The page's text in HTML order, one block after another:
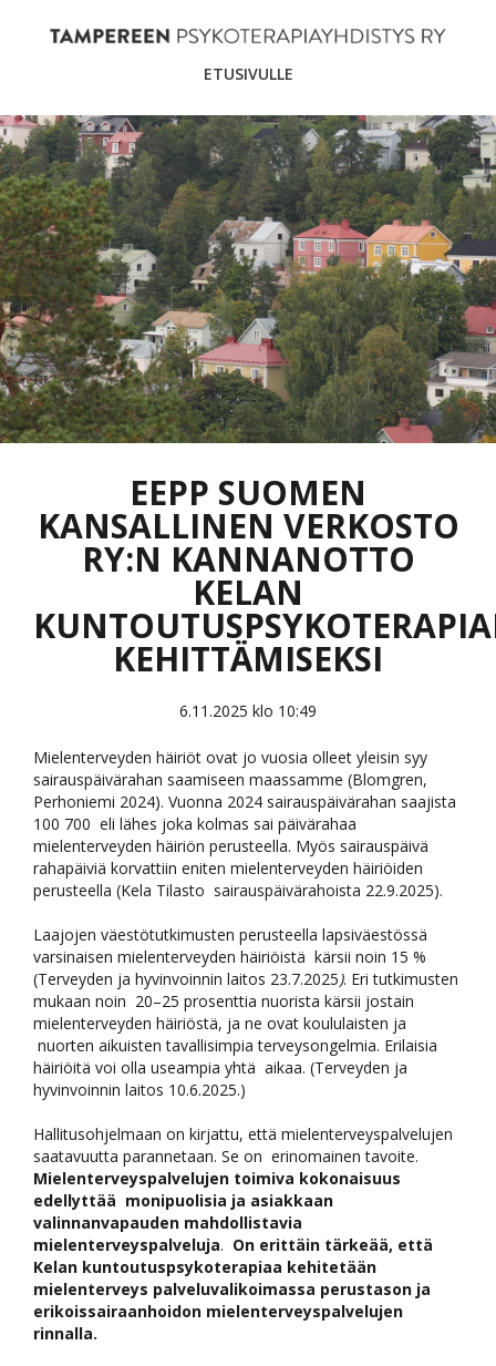
ETUSIVULLE
EEPP SUOMEN
KANSALLINEN VERKOSTO
RY:N KANNANOTTO
KELAN
KEHITTÄMISEKSI
6.11.2025 klo 10:49
Mielenterveyden häiriöt ovat jo vuosia olleet yleisin syy
sairauspäivärahan saamiseen maassamme (Blomgren,
Perhoniemi 2024). Vuonna 2024 sairauspäivärahan saajista
100 700 eli lähes joka kolmas sai päivärahaa
mielenterveyden häiriön perusteella. Myös sairauspäivä
rahapäiviä korvattiin eniten mielenterveyden häiriöiden
perusteella (Kela Tilasto sairauspäivärahoista 22.9.2025).
Laajojen väestötutkimusten perusteella lapsiväestössä
varsinaisen mielenterveyden häiriöistä kärsii noin 15 %
(Terveyden ja hyvinvoinnin laitos 23.7.2025). Eri tutkimusten
mukaan noin 20–25 prosenttia nuorista kärsii jostain
mielenterveyden häiriöstä, ja ne ovat koululaisten ja
nuorten aikuisten tavallisimpia terveysongelmia. Erilaisia
häiriöitä voi olla useampia yhtä aikaa. (Terveyden ja
hyvinvoinnin laitos 10.6.2025.)
Hallitusohjelmaan on kirjattu, että mielenterveyspalvelujen
saatavuutta parannetaan. Se on erinomainen tavoite.
Mielenterveyspalvelujen toimiva kokonaisuus
edellyttää monipuolisia ja asiakkaan
valinnanvapauden mahdollistavia
mielenterveyspalveluja. On erittäin tärkeää, että
Kelan kuntoutuspsykoterapiaa kehitetään
mielenterveys palveluvalikoimassa perustason ja
erikoissairaanhoidon mielenterveyspalvelujen
rinnalla.